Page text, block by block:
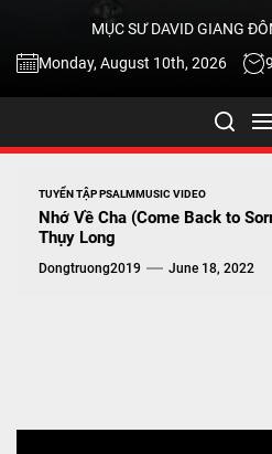
MỤC SƯ DAVID GIANG
Monday, August 10th, 2026
TUYỂN TẬP PSALMMUSIC VIDEO
Nhớ Về Cha (Come Back to
Thụy Long
Dongtruong2019 June 18, 2022